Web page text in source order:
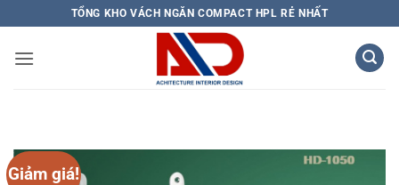
qua
nội
TỔNG KHO VÁCH NGĂN COMPACT HPL RẺ NHẤT
Giảm giá!